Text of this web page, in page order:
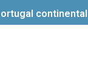
continental